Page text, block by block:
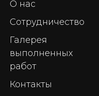
О нас
Сотрудничество
Галерея
выполненных
работ
Контакты